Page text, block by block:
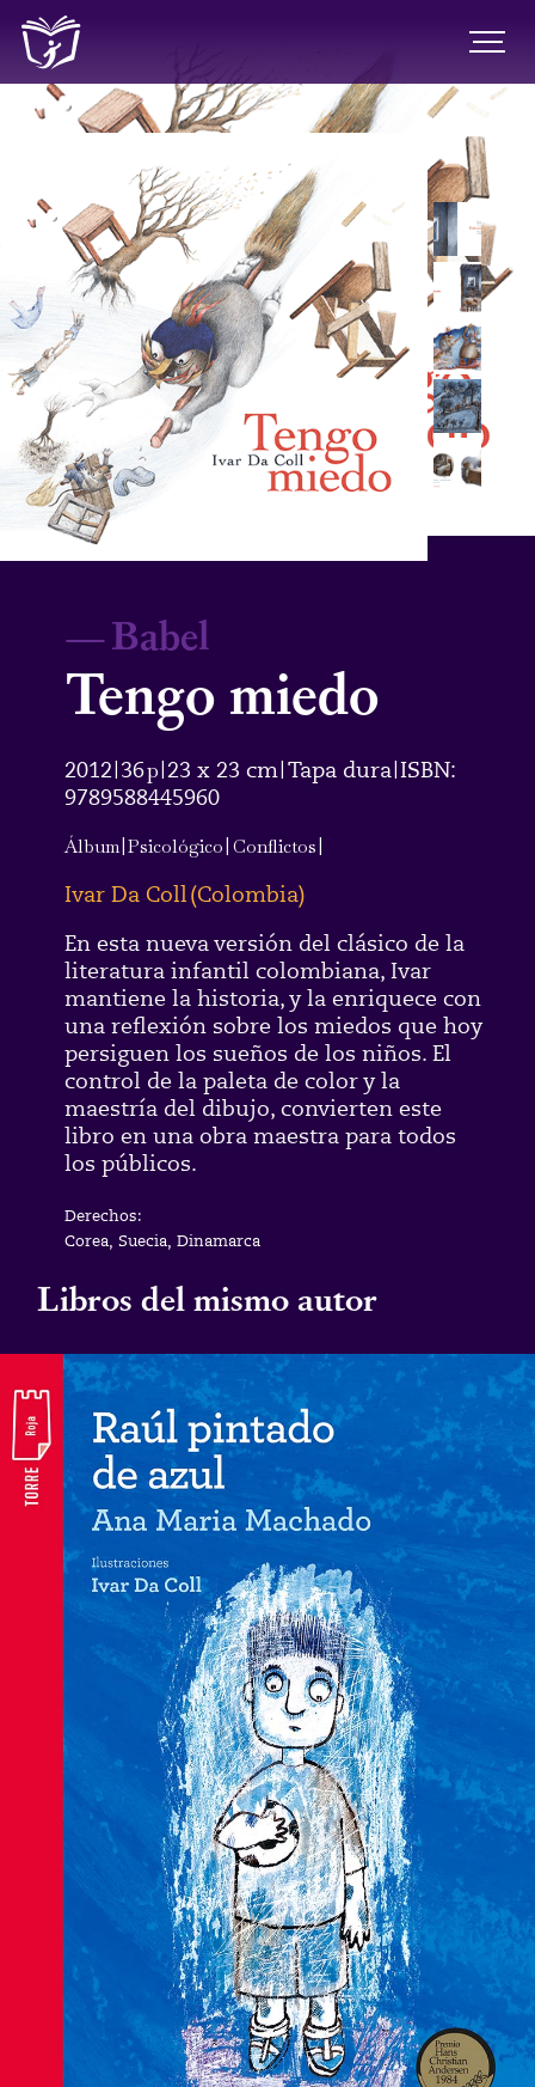
—Babel
Tengo miedo
2012 36p 23 x 23 cm Tapa dura ISBN:
9789588445960
Álbum Psicológico Conflictos
Ivar Da Coll(Colombia)
En esta nueva versión del clásico de la
literatura infantil colombiana, Ivar
mantiene la historia, y la enriquece con
una reflexión sobre los miedos que hoy
persiguen los sueños de los niños. El
control de la paleta de color y la
maestría del dibujo, convierten este
libro en una obra maestra para todos
los públicos.
Derechos:
Corea, Suecia, Dinamarca
Libros del mismo autor